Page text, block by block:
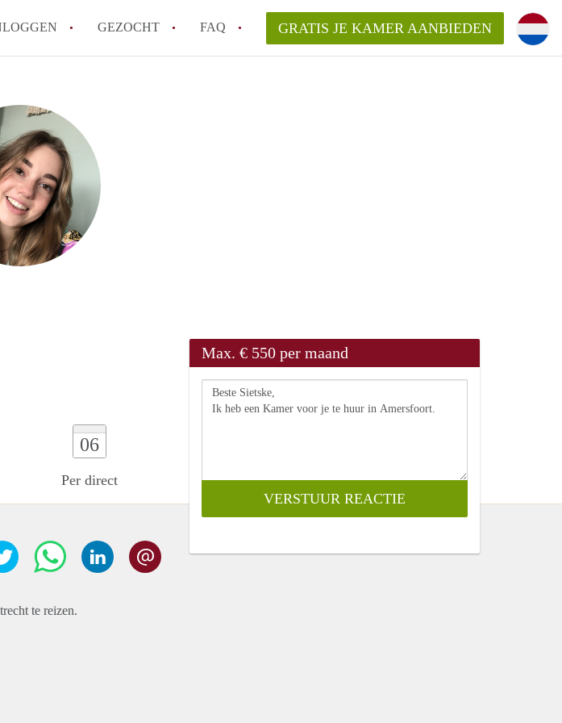
GEZOCHT FAQ
Wat is de privacyverklaring van KamerAmersfoort?
Berekent KamerAmersfoort makelaarsvergoeding/bemiddelingsvergoeding?
Is KamerAmersfoort verantwoordelijk voor de aangeboden Kamer / Kamers
in Amersfoort?
Alle veelgestelde vragen
GRATIS JE KAMER AANBIEDEN
06
Per direct
Max. € 550 per maand
te reizen.